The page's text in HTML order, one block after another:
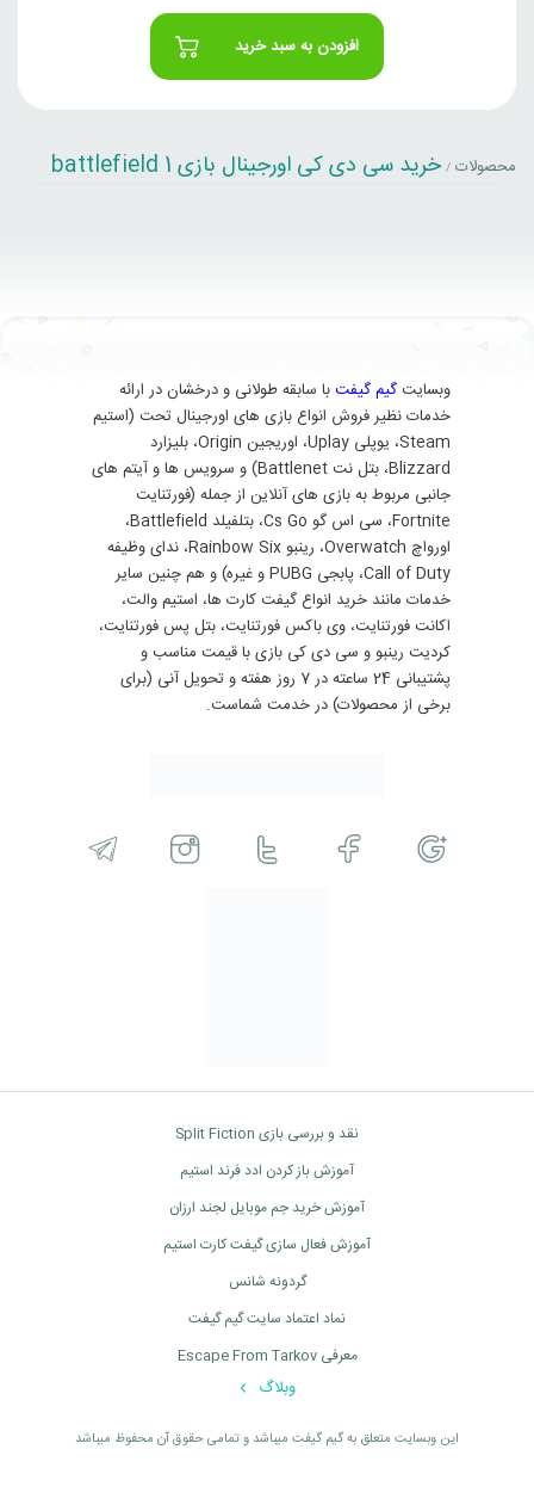
افزودن به سبد خرید
محصولات / خرید سی دی کی اورجینال بازی battlefield 1
وبسایت گیم گیفتبا سابقه طولانی و درخشان در ارائه
خدمات نظیر فروش انواع بازی های اورجینال تحت (استیم
Steam، یوپلی Uplay، اوریجین Origin، بلیزارد
Blizzard، بتل نت Battlenet) و سرویس ها و آیتم های
جانبی مربوط به بازی های آنلاین از جمله (فورتنایت
Fortnite، سی اس گو Cs Go، بتلفیلد Battlefield،
اورواچ Overwatch، رینبو Rainbow Six، ندای وظیفه
Call of Duty، پابجی PUBG و غیره) و هم چنین سایر
خدمات مانند خرید انواع گیفت کارت ها، استیم والت،
اکانت فورتنایت، وی باکس فورتنایت، بتل پس فورتنایت،
کردیت رینبو و سی دی کی بازی با قیمت مناسب و
پشتیبانی 24 ساعته در 7 روز هفته و تحویل آنی (برای
برخی از محصولات) در خدمت شماست.
نقد و بررسی بازی Split Fiction
آموزش باز کردن ادد فرند استیم
آموزش خرید جم موبایل لجند ارزان
آموزش فعال سازی گیفت کارت استیم
گردونه شانس
نماد اعتماد سایت گیم گیفت
معرفی Escape From Tarkov
وبلاگ
اين وبسايت متعلق به گیم گیفت ميباشد و تمامی حقوق آن محفوظ ميباشد